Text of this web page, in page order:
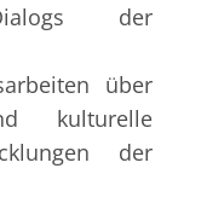
der
über
kulturelle
der